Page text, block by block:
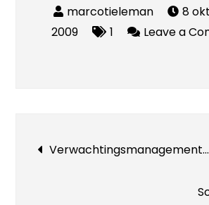
8
2009
1 Leave a
Bericht
Verwachtingsmanagement…